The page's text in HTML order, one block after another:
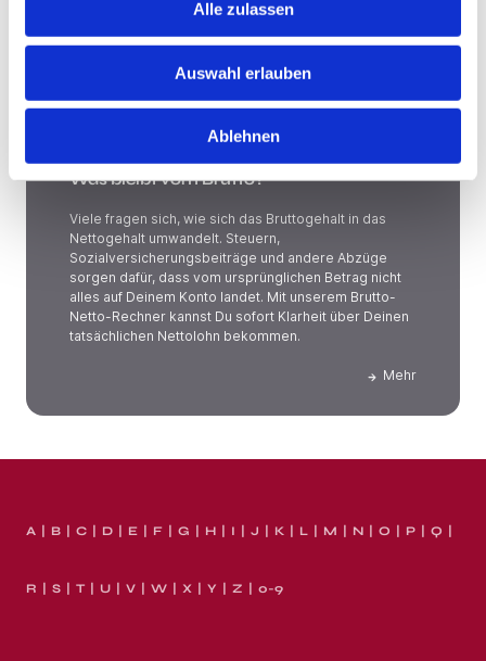
Alle zulassen
Auswahl erlauben
Ablehnen
Was bleibt vom Brutto?
Viele fragen sich, wie sich das Bruttogehalt in das
Nettogehalt umwandelt. Steuern,
Sozialversicherungsbeiträge und andere Abzüge
sorgen dafür, dass vom ursprünglichen Betrag nicht
alles auf Deinem Konto landet. Mit unserem Brutto-
Netto-Rechner kannst Du sofort Klarheit über Deinen
tatsächlichen Nettolohn bekommen.
Mehr
Was bleibt vom Brutto?
A B C D E F G H I J K L M N O P Q
R S T U V W X Y Z 0-9